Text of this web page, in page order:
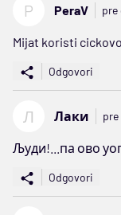
P PeraV pre
Mijat koristi
Odgovori
Л Лаки
Људи!...па ово
Odgovori